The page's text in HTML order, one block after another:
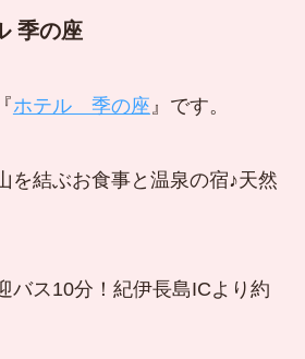
季の座
ホテル 季の座』です。
を結ぶお食事と温泉の宿♪天然
バス10分！紀伊長島ICより約